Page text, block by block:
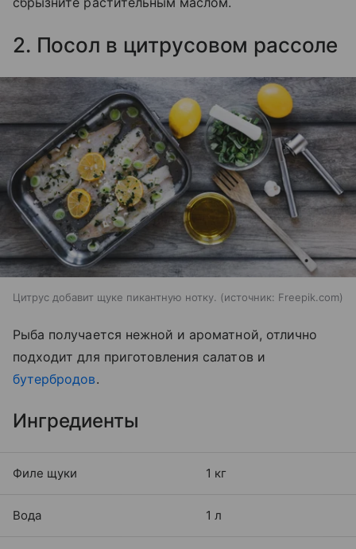
2. Посол в цитрусовом рассоле
Цитрус добавит щуке пикантную нотку. источник: Freepik.com
Рыба получается нежной и ароматной, отлично
подходит для приготовления салатов и
бутербродов.
Ингредиенты
Филе щуки 1 кг
Вода 1 л